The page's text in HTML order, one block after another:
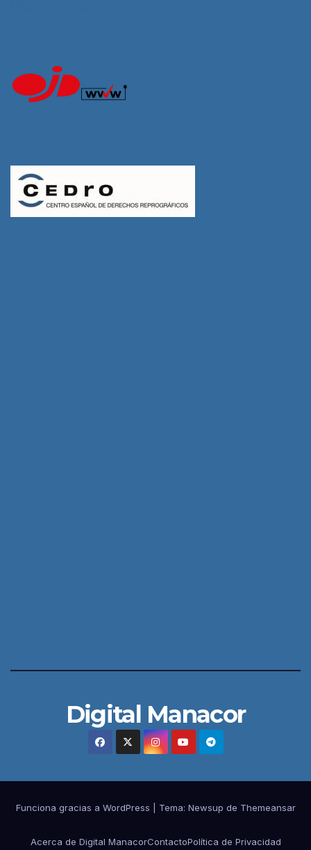
Digital Manacor
Funciona gracias a WordPress Tema: Newsup de Themeansar
Acerca de Digital ManacorContactoPolítica de Privacidad